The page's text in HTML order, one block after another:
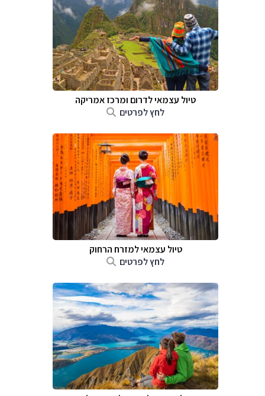
טיול עצמאי לדרום ומרכז אמריקה
לחץ לפרטים
טיול עצמאי למזרח הרחוק
לחץ לפרטים